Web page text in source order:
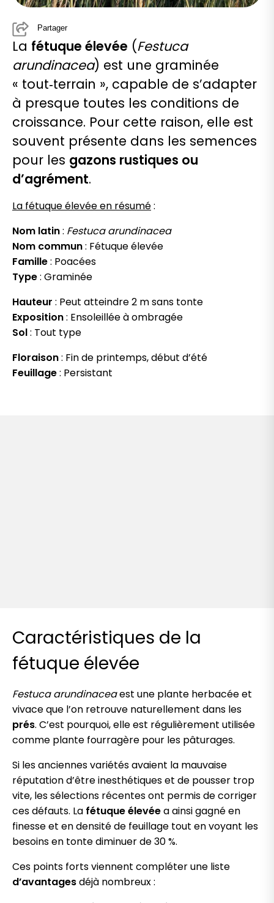
Partager
La fétuque élevée (Festuca
arundinacea) est une graminée
« tout‑terrain », capable de s’adapter
à presque toutes les conditions de
croissance. Pour cette raison, elle est
souvent présente dans les semences
pour les gazons rustiques ou
d’agrément.
La fétuque élevée en résumé:
Nom latin: Festuca arundinacea
Nom commun: Fétuque élevée
Famille: Poacées
Type: Graminée
Hauteur : Peut atteindre 2 m sans tonte
Exposition: Ensoleillée à ombragée
Sol: Tout type
Floraison: Fin de printemps, début d’été
Feuillage: Persistant
Caractéristiques de la
fétuque élevée
Festuca arundinaceaest une plante herbacée et
vivace que l’on retrouve naturellement dans les
prés. C’est pourquoi, elle est régulièrement utilisée
comme plante fourragère pour les pâturages.
Si les anciennes variétés avaient la mauvaise
réputation d’être inesthétiques et de pousser trop
vite, les sélections récentes ont permis de corriger
ces défauts. La fétuque élevéea ainsi gagné en
finesse et en densité de feuillage tout en voyant les
besoins en tonte diminuer de 30 %.
Ces points forts viennent compléter une liste
d’avantagesdéjà nombreux :